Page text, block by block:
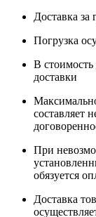
Доставка за
Погрузка
В стоимость
доставки
составляет
При
обязуется
Доставка